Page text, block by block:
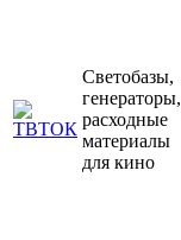
Светобазы,
генераторы,
расходные
материалы
для кино